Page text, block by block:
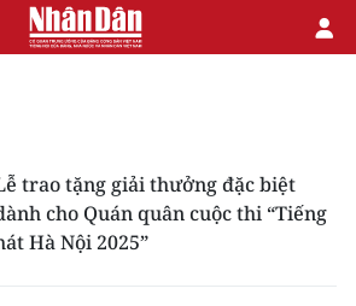
trao tặng giải thưởng đặc biệt
cho Quán quân cuộc thi “Tiếng
Hà Nội 2025”